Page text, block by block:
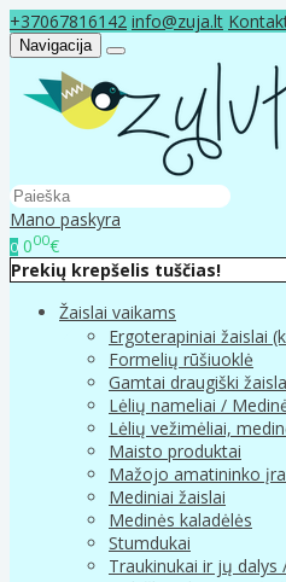
+37067816142 info@zuja.lt
Navigacija
Mano paskyra
0 000€
Prekių krepšelis tuščias!
Žaislai vaikams
Ergoterapiniai žaislai
Formelių rūšiuoklė
Gamtai draugiški
Lėlių nameliai /
Lėlių vežimėliai,
Maisto produktai
Mažojo amatininko
Mediniai žaislai
Medinės kaladėlės
Stumdukai
Traukinukai ir jų dalys